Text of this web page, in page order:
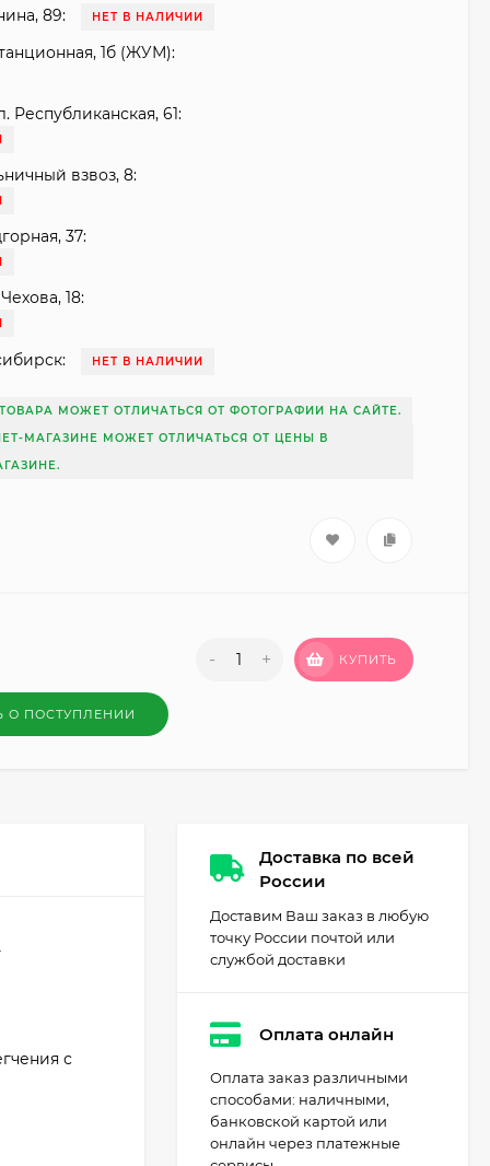
89: НЕТ В НАЛИЧИИ
1б (ЖУМ):
Республиканская, 61:
взвоз, 8:
37:
18:
НЕТ В НАЛИЧИИ
МОЖЕТ ОТЛИЧАТЬСЯ ОТ ФОТОГРАФИИ НА САЙТЕ.
МАГАЗИНЕ МОЖЕТ ОТЛИЧАТЬСЯ ОТ ЦЕНЫ В
- + КУПИТЬ
О ПОСТУПЛЕНИИ
с
Доставка по всей
России
Доставим Ваш заказ в любую
точку России почтой или
службой доставки
Оплата онлайн
Оплата заказ различными
способами: наличными,
банковской картой или
онлайн через платежные